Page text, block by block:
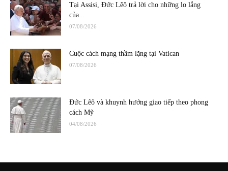
Tại Assisi, Đức Lêô trả lời cho những lo lắng
của...
07/08/2026
Cuộc cách mạng thầm lặng tại Vatican
07/08/2026
Đức Lêô và khuynh hướng giao tiếp theo phong
cách Mỹ
04/08/2026